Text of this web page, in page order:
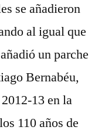
se añadieron
al igual que
un parche
Bernabéu,
13 en la
110 años de